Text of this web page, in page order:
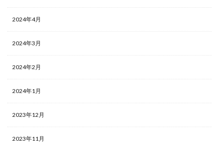
2024年4月
2024年3月
2024年2月
2024年1月
2023年12月
2023年11月